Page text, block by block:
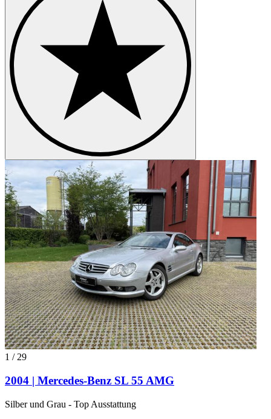
1 /29
2004 | Mercedes-Benz SL 55 AMG
Silber und Grau - Top Ausstattung